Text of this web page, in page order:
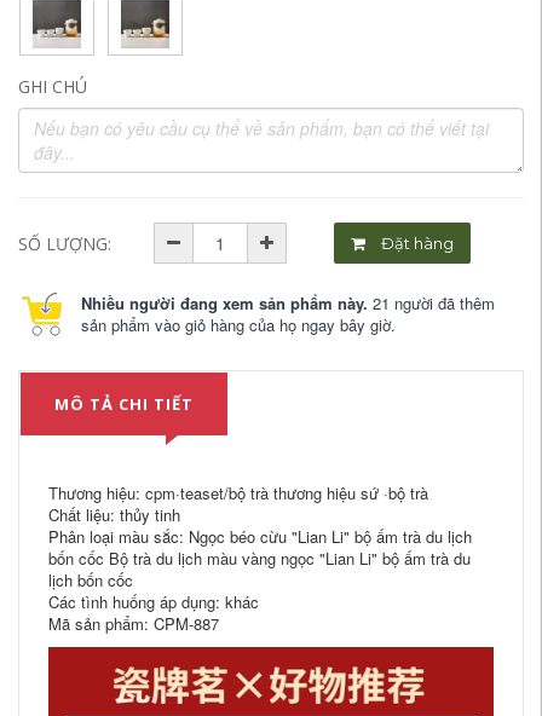
GHI CHÚ
SỐ LƯỢNG: Đặt hàng
Nhiều người đang xem sản phẩm này. 21 người đã thêm
sản phẩm vào giỏ hàng của họ ngay bây giờ.
MÔ TẢ CHI TIẾT
Thương hiệu: cpm·teaset/bộ trà thương hiệu sứ ·bộ trà
Chất liệu: thủy tinh
Phân loại màu sắc: Ngọc béo cừu "Lian Li" bộ ấm trà du lịch
bốn cốc Bộ trà du lịch màu vàng ngọc "Lian Li" bộ ấm trà du
lịch bốn cốc
Các tình huống áp dụng: khác
Mã sản phẩm: CPM-887